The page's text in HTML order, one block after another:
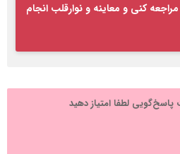
کنی و معاینه و نوارقلب انجام
لطفا امتیاز دهید